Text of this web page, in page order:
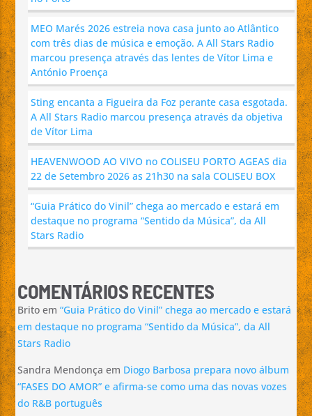
MEO Marés 2026 estreia nova casa junto ao Atlântico
com três dias de música e emoção. A All Stars Radio
marcou presença através das lentes de Vítor Lima e
António Proença
Sting encanta a Figueira da Foz perante casa esgotada.
A All Stars Radio marcou presença através da objetiva
de Vítor Lima
HEAVENWOOD AO VIVO no COLISEU PORTO AGEAS dia
22 de Setembro 2026 as 21h30 na sala COLISEU BOX
“Guia Prático do Vinil” chega ao mercado e estará em
destaque no programa “Sentido da Música”, da All
Stars Radio
COMENTÁRIOS RECENTES
Brito em“Guia Prático do Vinil” chega ao mercado e estará
em destaque no programa “Sentido da Música”, da All
Stars Radio
Sandra Mendonça em Diogo Barbosa prepara novo álbum
“FASES DO AMOR” e afirma-se como uma das novas vozes
do R&B português